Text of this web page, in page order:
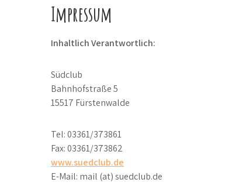
Impressum
Inhaltlich Verantwortlich:
Südclub
Bahnhofstraße 5
15517 Fürstenwalde
Tel: 03361/373861
Fax: 03361/373862
www.suedclub.de
E-Mail: mail (at) suedclub.de